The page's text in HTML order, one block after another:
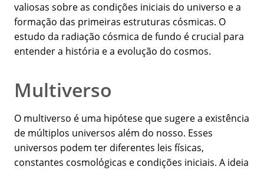
valiosas sobre as condições iniciais do universo e a
formação das primeiras estruturas cósmicas. O
estudo da radiação cósmica de fundo é crucial para
entender a história e a evolução do cosmos.
Multiverso
O multiverso é uma hipótese que sugere a existência
de múltiplos universos além do nosso. Esses
universos podem ter diferentes leis físicas,
constantes cosmológicas e condições iniciais. A ideia